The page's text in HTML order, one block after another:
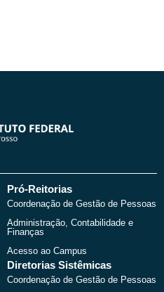
Pró-Reitorias
Coordenação de Gestão de Pessoas
Administração, Contabilidade e
Finanças
Acesso ao Campus
Diretorias Sistêmicas
Coordenação de Gestão de Pessoas